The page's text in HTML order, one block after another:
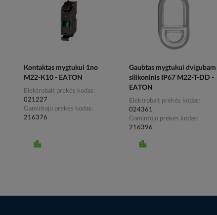
Kontaktas mygtukui 1no
M22-K10 - EATON
Elektrobalt prekės kodas
021227
Gamintojo prekės kodas
216376
Gaubtas mygtukui dvigubam
silikoninis IP67 M22-T-DD -
EATON
Elektrobalt prekės kodas
024361
Gamintojo prekės kodas
216396